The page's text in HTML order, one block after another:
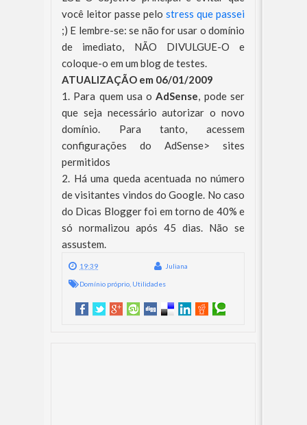
você leitor passe pelo stress que passei
;) E lembre-se: se não for usar o domínio
de imediato, NÃO DIVULGUE-O e
coloque-o em um blog de testes.
ATUALIZAÇÃO em 06/01/2009
1. Para quem usa oAdSense, pode ser
que seja necessário autorizar o novo
domínio. Para tanto, acessem
configurações do AdSense> sites
permitidos
2. Há uma queda acentuada no número
de visitantes vindos do Google. No caso
do Dicas Blogger foi em torno de 40% e
só normalizou após 45 dias. Não se
assustem.
19:39 Juliana
Domínio próprio Utilidades